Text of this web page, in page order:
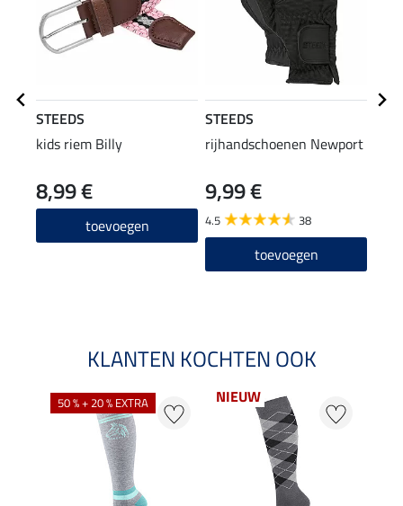
STEEDS
kids riem Billy
8,99 €
toevoegen
STEEDS
rijhandschoenen Newport
9,99 €
4.5 38
toevoegen
KLANTEN KOCHTEN OOK
50 % + 20 % EXTRA NIEUW